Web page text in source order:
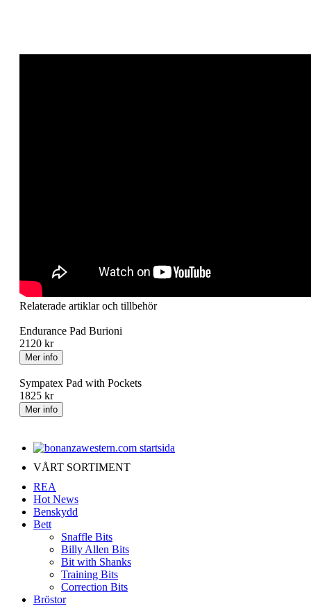
Relaterade artiklar och tillbehör
Endurance Pad Burioni
2120 kr
Sympatex Pad with Pockets
1825 kr
VÅRT SORTIMENT
REA
Hot News
Benskydd
Bett
Snaffle Bits
Billy Allen Bits
Bit with Shanks
Training Bits
Correction Bits
Bröstor